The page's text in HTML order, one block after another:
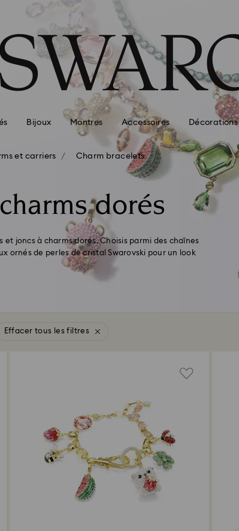
Bijoux Montres Accessoires Décorations
et carriers Charm bracelets
dorés
joncs à charms dorés. Choisis parmi des chaînes
ornés de perles de cristal Swarovski pour un look
Effacer tous les filtres